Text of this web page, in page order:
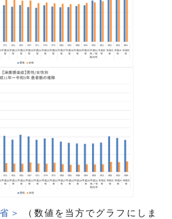
＞ （数値を当方でグラフにしま